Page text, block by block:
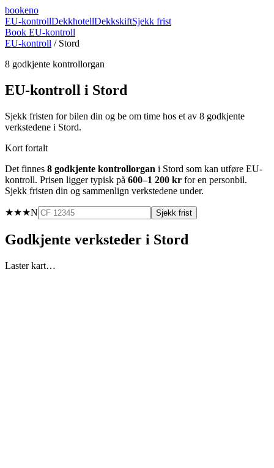
bookeno
EU-kontrollDekkhotellDekkskiftSjekk frist
Book EU-kontroll
EU-kontroll / Stord
8 godkjente kontrollorgan
EU-kontroll i Stord
Sjekk fristen for bilen din og be om time hos et av 8 godkjente
verkstedene i Stord.
Kort fortalt
Det finnes 8 godkjente kontrollorgan i Stord som kan utføre EU-
kontroll. Prisen ligger typisk på 600–1 200 kr for en personbil.
Sjekk fristen din og sammenlign verkstedene under.
★★★N Sjekk frist
Godkjente verksteder i Stord
Laster kart…